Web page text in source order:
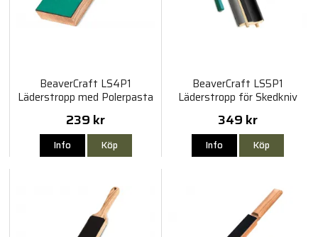
BeaverCraft LS4P1
Läderstropp med Polerpasta
239 kr
Info Köp
BeaverCraft LS5P1
Läderstropp för Skedkniv
349 kr
Info Köp